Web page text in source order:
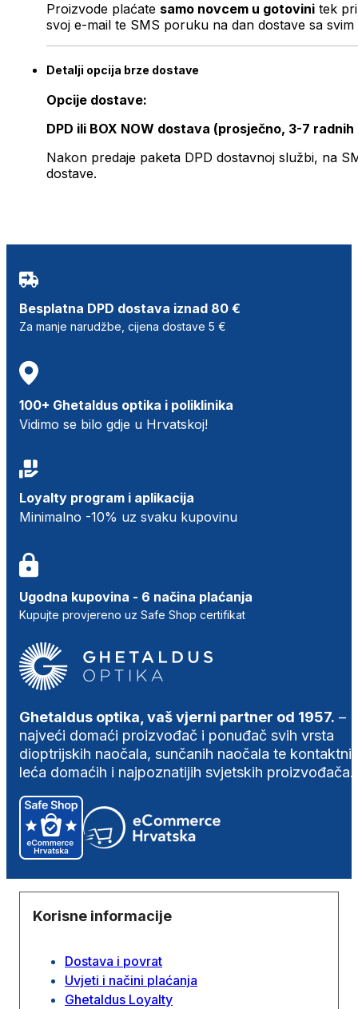
Proizvode plaćate samo novcem u gotovini tek
svoj e-mail te SMS poruku na dan dostave sa svim
Detalji opcija brze dostave
Opcije dostave:
DPD ili BOX NOW dostava (prosječno, 3-7 radnih
Nakon predaje paketa DPD dostavnoj službi, na
dostave.
Besplatna DPD dostava iznad 80 €
Za manje narudžbe, cijena dostave 5 €
100+ Ghetaldus optika i poliklinika
Vidimo se bilo gdje u Hrvatskoj!
Loyalty program i aplikacija
Minimalno -10% uz svaku kupovinu
Ugodna kupovina - 6 načina plaćanja
Kupujte provjereno uz Safe Shop certifikat
Ghetaldus optika, vaš vjerni partner od 1957. –
najveći domaći proizvođač i ponuđač svih vrsta
dioptrijskih naočala, sunčanih naočala te
leća domaćih i najpoznatijih svjetskih proizvođača.
Korisne informacije
Dostava i povrat
Uvjeti i načini plaćanja
Ghetaldus Loyalty